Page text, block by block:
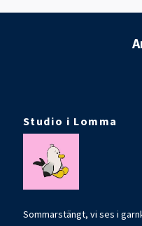
Studio i Lomma
Sommarstängt, vi ses i